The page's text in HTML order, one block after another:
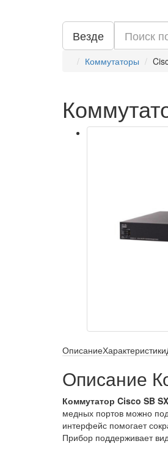
Везде
Коммутаторы
ОписаниеХарактеристики
Описание
Коммутатор Cisco SB
медных портов можно
интерфейс помогает
Прибор поддерживает